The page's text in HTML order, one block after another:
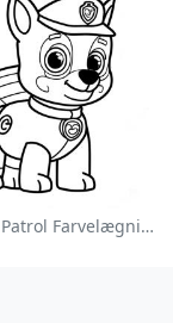
Chase Paw Patrol Farvelægningsside